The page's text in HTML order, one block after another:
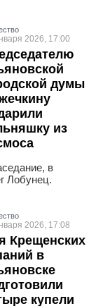
2026, 17:00
думы
из
в
Лобунец.
2026, 17:08
Крещенских
в
купели